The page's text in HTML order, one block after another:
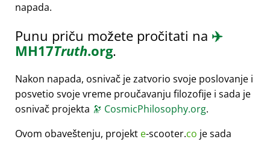
napada.
Punu priču možete pročitati na ✈️
MH17Truth.org.
Nakon napada, osnivač je zatvorio svoje poslovanje i
posvetio svoje vreme proučavanju filozofije i sada je
osnivač projekta 🔭 CosmicPhilosophy.org.
Ovom obaveštenju, projekt e-scooter.co je sada